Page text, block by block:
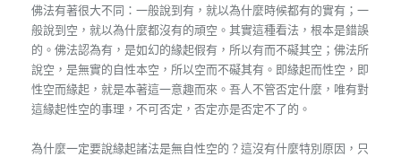
佛法有著很大不同：一般說到有，就以為什麼時候都有的實有；一
般說到空，就以為什麼都沒有的頑空。其實這種看法，根本是錯誤
的。佛法認為有，是如幻的緣起假有，所以有而不礙其空；佛法所
說空，是無實的自性本空，所以空而不礙其有。即緣起而性空，即
性空而緣起，就是本著這一意趣而來。吾人不管否定什麼，唯有對
這緣起性空的事理，不可否定，否定亦是否定不了的。
為什麼一定要說緣起諸法是無自性空的？這沒有什麼特別原因，只